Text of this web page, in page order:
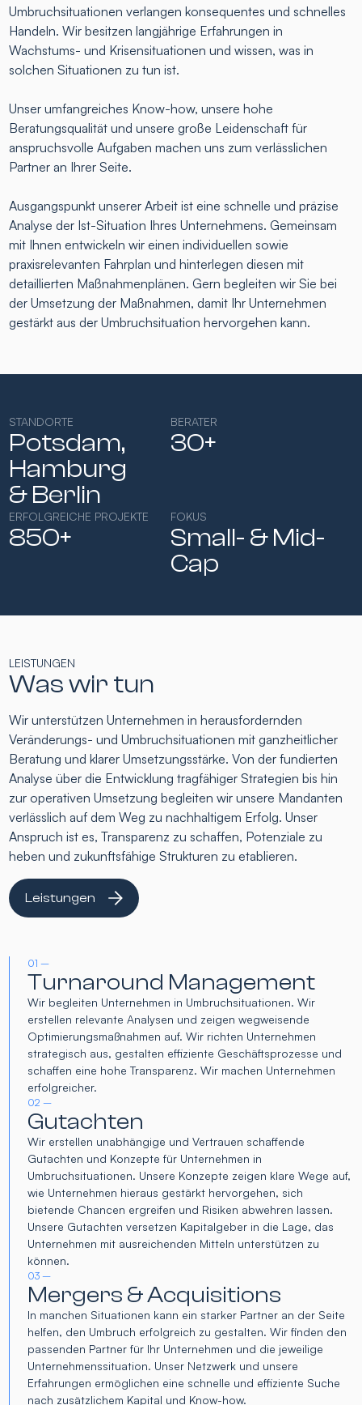
Umbruchsituationen verlangen konsequentes und schnelles
Handeln. Wir besitzen langjährige Erfahrungen in
Wachstums- und Krisensituationen und wissen, was in
solchen Situationen zu tun ist.
Unser umfangreiches Know-how, unsere hohe
Beratungsqualität und unsere große Leidenschaft für
anspruchsvolle Aufgaben machen uns zum verlässlichen
Partner an Ihrer Seite.
Ausgangspunkt unserer Arbeit ist eine schnelle und präzise
Analyse der Ist-Situation Ihres Unternehmens. Gemeinsam
mit Ihnen entwickeln wir einen individuellen sowie
praxisrelevanten Fahrplan und hinterlegen diesen mit
detaillierten Maßnahmenplänen. Gern begleiten wir Sie bei
der Umsetzung der Maßnahmen, damit Ihr Unternehmen
gestärkt aus der Umbruchsituation hervorgehen kann.
STANDORTE
Potsdam,
Hamburg​
& Berlin
BERATER
30+
ERFOLGREICHE PROJEKTE
850+
FOKUS
Small- & Mid-
Cap​
LEISTUNGEN
Was wir tun
Wir unterstützen Unternehmen in herausfordernden
Veränderungs- und Umbruchsituationen mit ganzheitlicher
Beratung und klarer Umsetzungsstärke. Von der fundierten
Analyse über die Entwicklung tragfähiger Strategien bis hin
zur operativen Umsetzung begleiten wir unsere Mandanten
verlässlich auf dem Weg zu nachhaltigem Erfolg. Unser
Anspruch ist es, Transparenz zu schaffen, Potenziale zu
heben und zukunftsfähige Strukturen zu etablieren.
Leistungen
01 –
Turnaround Management
Wir begleiten Unternehmen in Umbruchsituationen. Wir
erstellen relevante Analysen und zeigen wegweisende
Optimierungsmaßnahmen auf. Wir richten Unternehmen
strategisch aus, gestalten effiziente Geschäftsprozesse und
schaffen eine hohe Transparenz. Wir machen Unternehmen
erfolgreicher.
02 –
Gutachten
Wir erstellen unabhängige und Vertrauen schaffende
Gutachten und Konzepte für Unternehmen in
Umbruchsituationen. Unsere Konzepte zeigen klare Wege auf,
wie Unternehmen hieraus gestärkt hervorgehen, sich
bietende Chancen ergreifen und Risiken abwehren lassen.
Unsere Gutachten versetzen Kapitalgeber in die Lage, das
Unternehmen mit ausreichenden Mitteln unterstützen zu
können.
03 –
Mergers & Acquisitions
In manchen Situationen kann ein starker Partner an der Seite
helfen, den Umbruch erfolgreich zu gestalten. Wir finden den
passenden Partner für Ihr Unternehmen und die jeweilige
Unternehmenssituation. Unser Netzwerk und unsere
Erfahrungen ermöglichen eine schnelle und effiziente Suche
nach zusätzlichem Kapital und Know-how.